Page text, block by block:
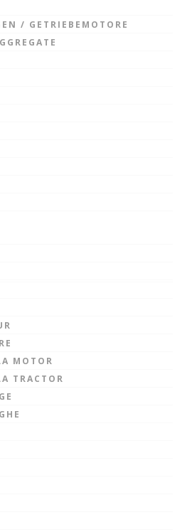
/ GETRIEBEMOTORE
MOTOR
TRACTOR